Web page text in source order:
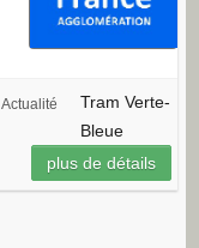
Actualité
Tram Verte-
Bleue
plus de détails